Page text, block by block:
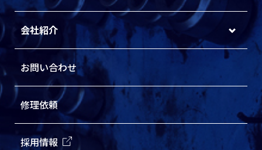
会社紹介
お問い合わせ
修理依頼
採用情報